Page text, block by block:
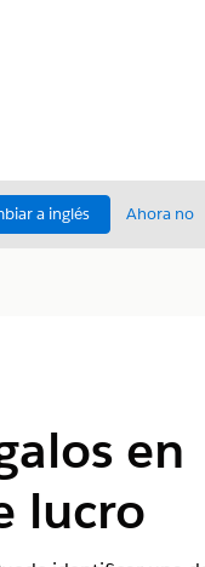
a inglés Ahora no
en
lucro